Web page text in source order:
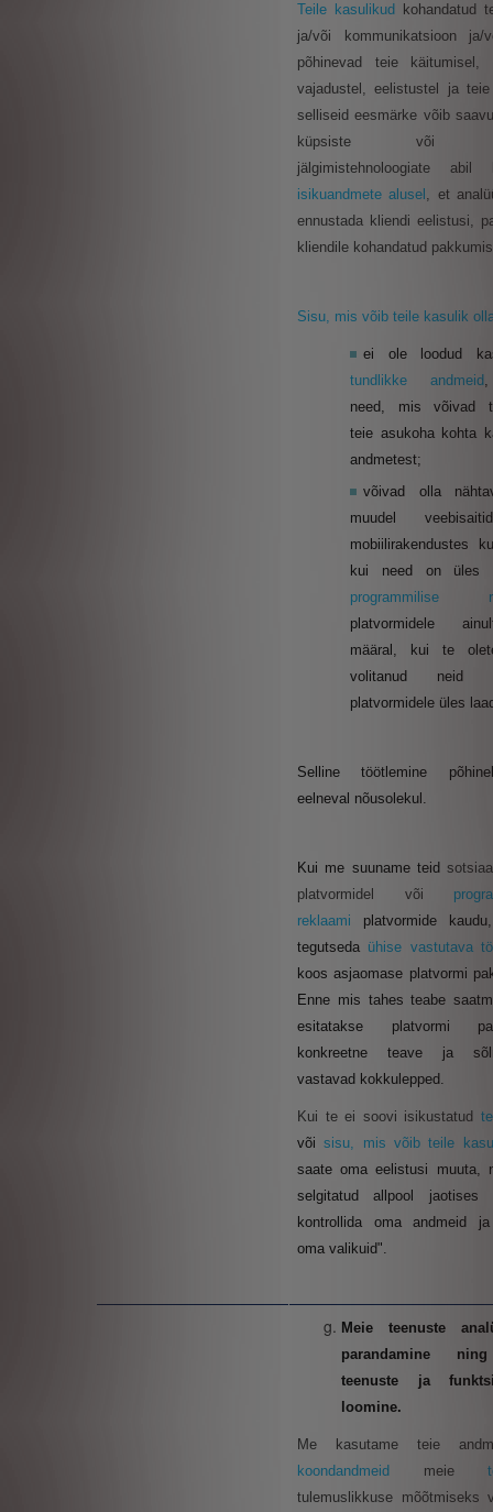
Teile kasulikud
kohandatud
ja/või kommunikatsioon
põhinevad teie käitumisel,
vajadustel, eelistustel ja
selliseid eesmärke võib
küpsiste või
jälgimistehnoloogiate abil
isikuandmete alusel , et
ennustada kliendi eelistusi,
kliendile kohandatud
Sisu, mis võib teile kasulik
ei ole loodud
tundlikke andmeid
need, mis võivad
teie asukoha kohta
andmetest;
võivad olla
muudel
mobiilirakendustes
kui need on üles
programmilise
platvormidele
määral, kui te
volitanud neid
platvormidele üles
Selline töötlemine
eelneval nõusolekul.
Kui me suuname teid
platvormidel või
reklaami platvormide kaudu
tegutseda ühise vastutava
koos asjaomase platvormi
Enne mis tahes teabe
esitatakse platvormi
konkreetne teave ja
vastavad kokkulepped.
Kui te ei soovi isikustatud
võisisu, mis võib teile
saate oma eelistusi muuta,
selgitatud allpool jaotises
kontrollida oma andmeid
oma valikuid".
Meie teenuste
parandamine
teenuste ja
loomine.
Me kasutame teie
koondandmeid meie
tulemuslikkuse mõõtmiseks